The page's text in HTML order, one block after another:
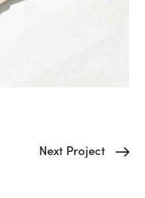
Next Project